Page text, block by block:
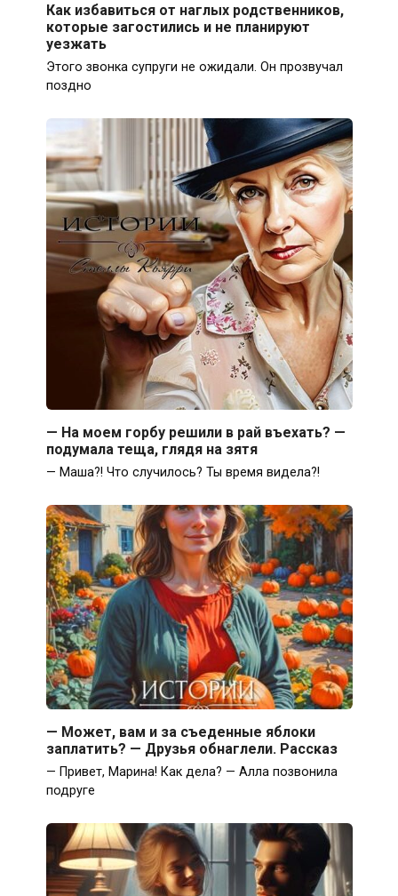
Как избавиться от наглых родственников,
которые загостились и не планируют
уезжать
Этого звонка супруги не ожидали. Он прозвучал
поздно
— На моем горбу решили в рай въехать? —
подумала теща, глядя на зятя
— Маша?! Что случилось? Ты время видела?!
— Может, вам и за съеденные яблоки
заплатить? — Друзья обнаглели. Рассказ
— Привет, Марина! Как дела? — Алла позвонила
подруге